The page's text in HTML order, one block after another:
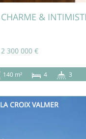
CHARME &
2 300 000 €
140 m² 4 3
LA CROIX VALMER